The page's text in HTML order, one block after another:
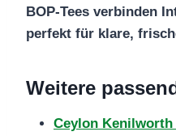
BOP‑Tees verbinden
perfekt für klare,
Weitere
Ceylon Kenilworth